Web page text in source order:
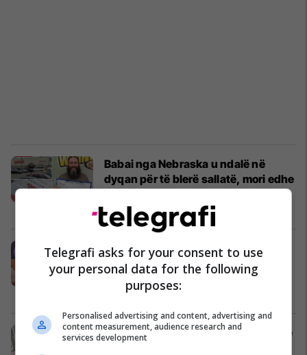
Babai nga Nebraska u ndalë në
dyqan për të blerë sallatë, mori edhe
dollarë
Interesante 11/04/2024
Fituesja e lotarisë në Skoci e dëbon
burrin e saj pasi ai e shihte vetëm si
Interesante 09/03/2024
Gruaja nga Indiana fitoi në lotari dhe
Telegrafi asks for your consent to use
your personal data for the following
purposes:
Personalised advertising and content, advertising and
content measurement, audience research and
services development